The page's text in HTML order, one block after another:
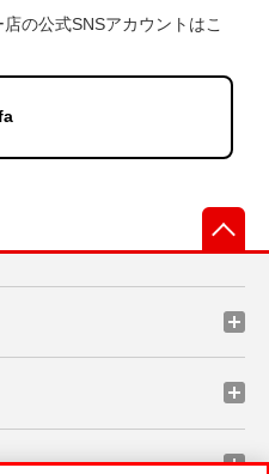
の公式SNSアカウントはこ